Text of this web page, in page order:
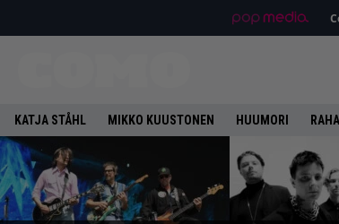
KATJA STÅHL MIKKO KUUSTONEN HUUMORI RAHA